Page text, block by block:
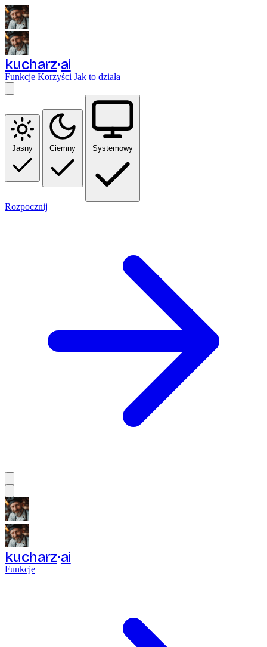
kucharz ai
Funkcje Korzyści Jak to działa
Jasny Ciemny Systemowy
Rozpocznij
kucharz ai
Funkcje